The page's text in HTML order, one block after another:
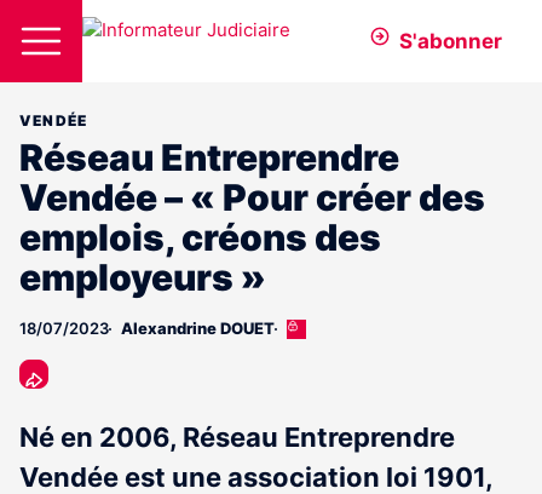
S'abonner
VENDÉE
Réseau Entreprendre
Vendée – « Pour créer des
emplois, créons des
employeurs »
18/07/2023 Alexandrine DOUET
Cet
abonnés
Né en 2006, Réseau Entreprendre
Vendée est une association loi 1901,